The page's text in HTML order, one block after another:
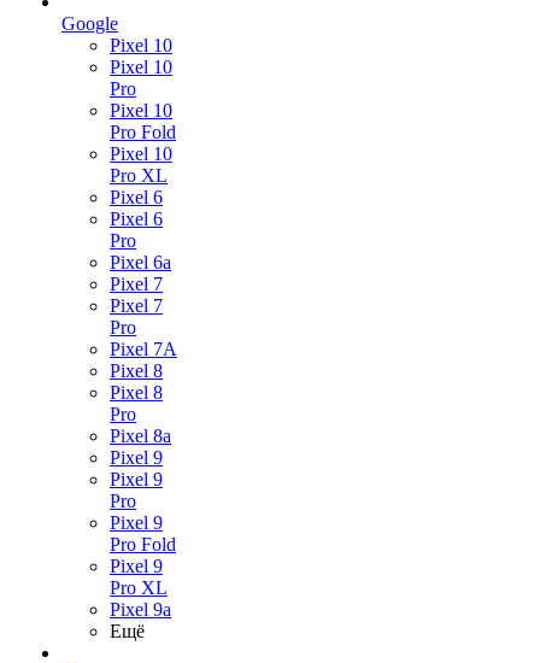
Google
Pixel 10
Pixel 10
Pro
Pixel 10
Pro Fold
Pixel 10
Pro XL
Pixel 6
Pixel 6
Pro
Pixel 6a
Pixel 7
Pixel 7
Pro
Pixel 7A
Pixel 8
Pixel 8
Pro
Pixel 8a
Pixel 9
Pixel 9
Pro
Pixel 9
Pro Fold
Pixel 9
Pro XL
Pixel 9a
Ещё